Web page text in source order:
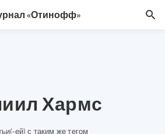
«Отинофф»
Хармс
ей) с таким же тегом